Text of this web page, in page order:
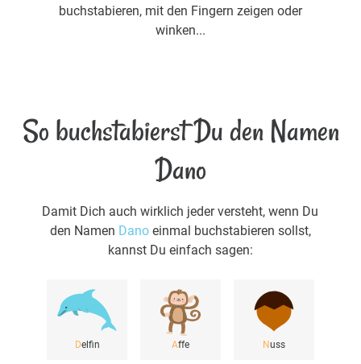
buchstabieren, mit den Fingern zeigen oder
winken...
So buchstabierst Du den Namen
Dano
Damit Dich auch wirklich jeder versteht, wenn Du
den Namen Danoeinmal buchstabieren sollst,
kannst Du einfach sagen:
Delfin Affe Nuss